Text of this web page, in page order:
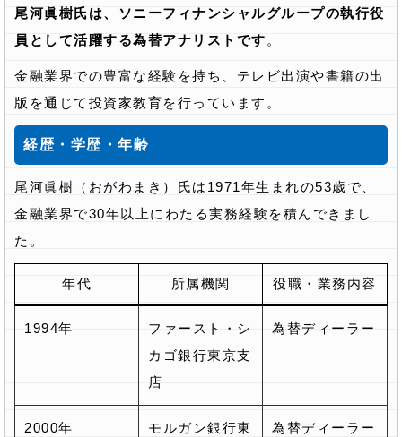
尾河眞樹氏は、ソニーフィナンシャルグループの執行役
員として活躍する為替アナリストです 。
金融業界での豊富な経験を持ち、テレビ出演や書籍の出
版を通じて投資家教育を行っています。
経歴・学歴・年齢
尾河眞樹（おがわまき）氏は1971年生まれの53歳で、
金融業界で30年以上にわたる実務経験を積んできまし
た。
年代 所属機関 役職・業務内容
1994年
ファースト・シ
カゴ銀行東京支
店
為替ディーラー
2000年
モルガン銀行東
為替ディーラー